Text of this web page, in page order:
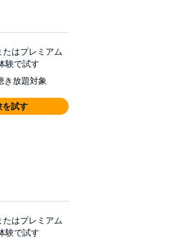
たはプレミアム
験で試す
き放題対象
を試す
たはプレミアム
験で試す